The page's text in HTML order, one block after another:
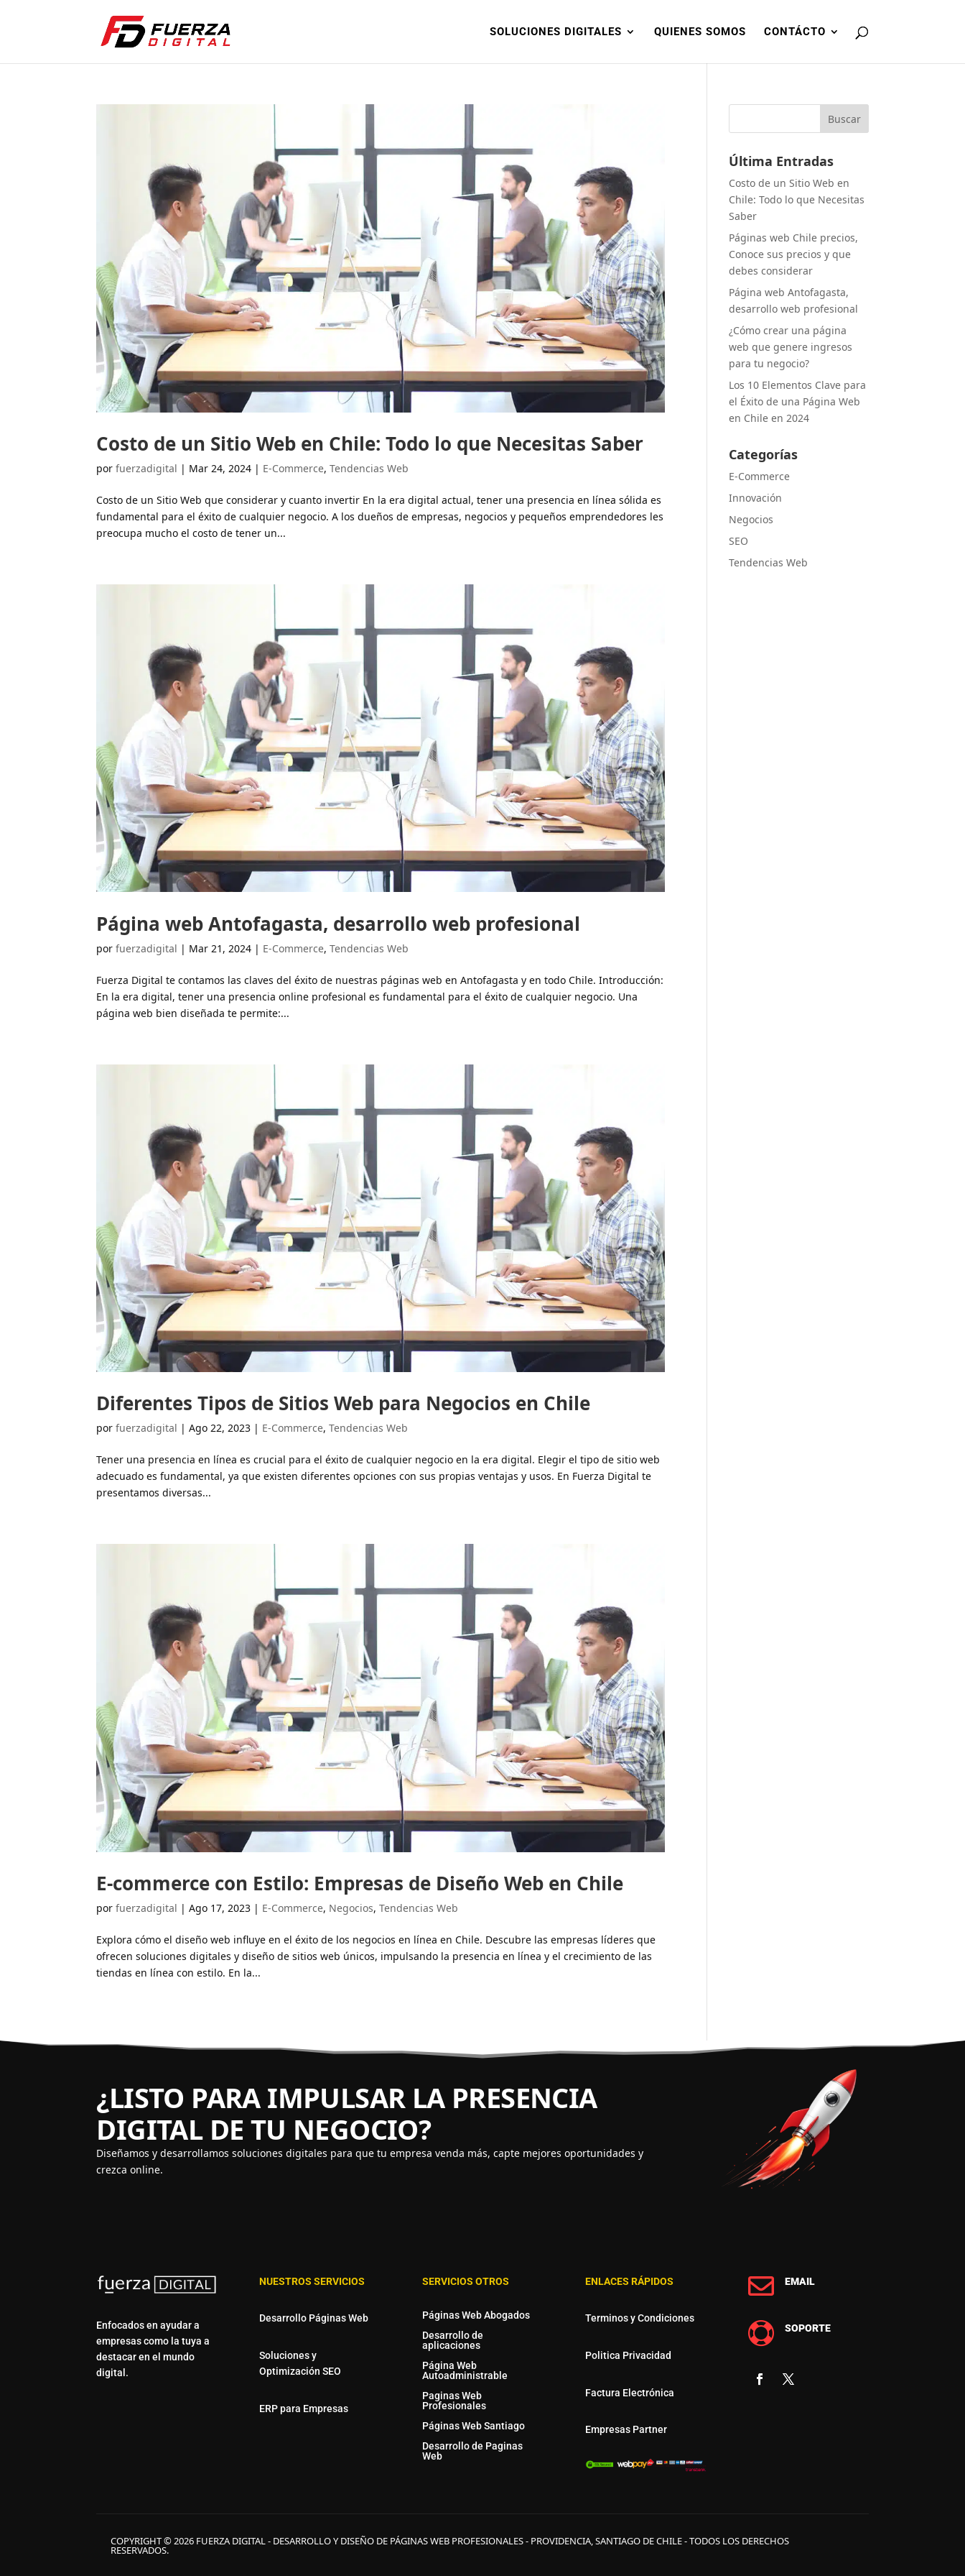
SOLUCIONES DIGITALES QUIENES SOMOS CONTÁCTO
Costo de un Sitio Web en Chile: Todo lo que Necesitas Saber
porfuerzadigital | Mar 24, 2024 | E-Commerce,Tendencias Web
Costo de un Sitio Web que considerar y cuanto invertir En la era digital actual, tener una presencia en línea sólida es
fundamental para el éxito de cualquier negocio. A los dueños de empresas, negocios y pequeños emprendedores les
preocupa mucho el costo de tener un...
Página web Antofagasta, desarrollo web profesional
porfuerzadigital | Mar 21, 2024 | E-Commerce,Tendencias Web
Fuerza Digital te contamos las claves del éxito de nuestras páginas web en Antofagasta y en todo Chile. Introducción:
En la era digital, tener una presencia online profesional es fundamental para el éxito de cualquier negocio. Una
página web bien diseñada te permite:...
Diferentes Tipos de Sitios Web para Negocios en Chile
porfuerzadigital |Ago 22, 2023 | E-Commerce,Tendencias Web
Tener una presencia en línea es crucial para el éxito de cualquier negocio en la era digital. Elegir el tipo de sitio web
adecuado es fundamental, ya que existen diferentes opciones con sus propias ventajas y usos. En Fuerza Digital te
presentamos diversas...
E-commerce con Estilo: Empresas de Diseño Web en Chile
porfuerzadigital |Ago 17, 2023 | E-Commerce, Negocios,Tendencias Web
Explora cómo el diseño web influye en el éxito de los negocios en línea en Chile. Descubre las empresas líderes que
ofrecen soluciones digitales y diseño de sitios web únicos, impulsando la presencia en línea y el crecimiento de las
tiendas en línea con estilo. En la...
Buscar
Última Entradas
Costo de un Sitio Web en
Chile: Todo lo que Necesitas
Saber
Páginas web Chile precios,
Conoce sus precios y que
debes considerar
Página web Antofagasta,
desarrollo web profesional
¿Cómo crear una página
web que genere ingresos
para tu negocio?
Los 10 Elementos Clave para
el Éxito de una Página Web
en Chile en 2024
Categorías
E-Commerce
Innovación
Negocios
SEO
Tendencias Web
¿LISTO PARA IMPULSAR LA PRESENCIA
DIGITAL DE TU NEGOCIO?
Diseñamos y desarrollamos soluciones digitales para que tu empresa venda más, capte mejores oportunidades y
crezca online.
Enfocados en ayudar a
empresas como la tuya a
destacar en el mundo
digital.
NUESTROS SERVICIOS
Desarrollo Páginas Web
Soluciones y
Optimización SEO
ERP para Empresas
SERVICIOS OTROS
Páginas Web Abogados
Desarrollo de
aplicaciones
Página Web
Autoadministrable
Paginas Web
Profesionales
Páginas Web Santiago
Desarrollo de Paginas
Web
ENLACES RÁPIDOS
Terminos y Condiciones
Politica Privacidad
Factura Electrónica
Empresas Partner
 EMAIL
 SOPORTE
COPYRIGHT © 2026 FUERZA DIGITAL - DESARROLLO Y DISEÑO DE PÁGINAS WEB PROFESIONALES - PROVIDENCIA, SANTIAGO DE CHILE - TODOS LOS DERECHOS
RESERVADOS.